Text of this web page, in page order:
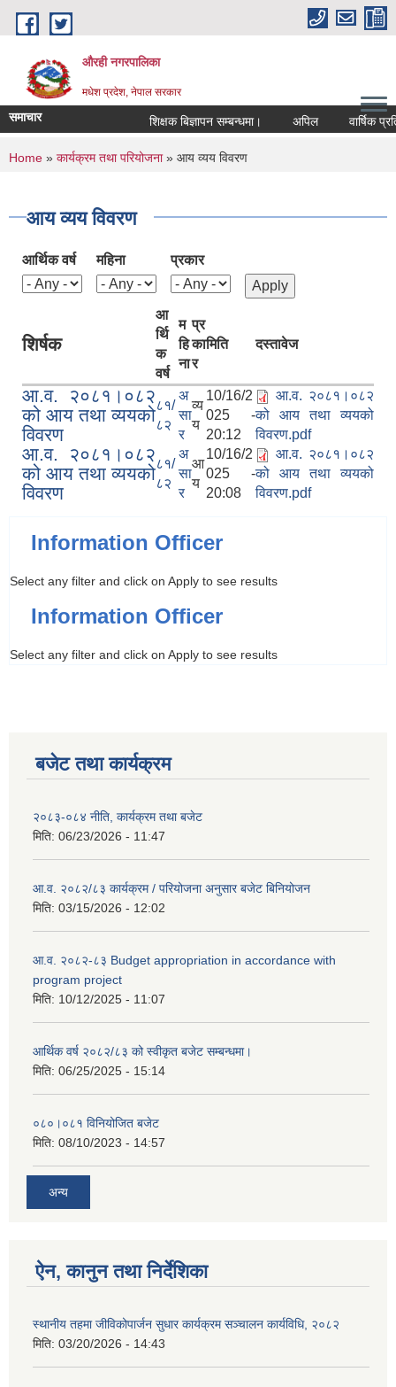
Skip to main content
औरही नगरपालिका
मधेश प्रदेश, नेपाल सरकार
समाचार शिक्षक बिज्ञापन सम्बन्धमा। अपिल वार्षिक
You are here
Home » कार्यक्रम तथा परियोजना» आय व्यय विवरण
आय व्यय विवरण
आर्थिक वर्ष महिना प्रकार
शिर्षक
आ
र्थि
क
वर्ष
म
हि
ना
प्र
का
र
मिति दस्तावेज
आ.व. २०८१।०८२
को आय तथा व्ययको
विवरण
८१/
८२
अ
सा
र
व्य
य
10/16/2
025 -
20:12
आ.व. २०८१।०८२
को आय तथा व्ययको
विवरण.pdf
आ.व. २०८१।०८२
को आय तथा व्ययको
विवरण
८१/
८२
अ
सा
र
आ
य
10/16/2
025 -
20:08
आ.व. २०८१।०८२
को आय तथा व्ययको
विवरण.pdf
Information Officer
Select any filter and click on Apply to see results
Information Officer
Select any filter and click on Apply to see results
बजेट तथा कार्यक्रम
२०८३-०८४ नीति, कार्यक्रम तथा बजेट
मिति: 06/23/2026 - 11:47
आ.व. २०८२/८३ कार्यक्रम / परियोजना अनुसार बजेट बिनियोजन
मिति: 03/15/2026 - 12:02
आ.व. २०८२-८३ Budget appropriation in accordance with
program project
मिति: 10/12/2025 - 11:07
आर्थिक वर्ष २०८२/८३ को स्वीकृत बजेट सम्बन्धमा।
मिति: 06/25/2025 - 15:14
०८०।०८१ विनियोजित बजेट
मिति: 08/10/2023 - 14:57
अन्य
ऐन, कानुन तथा निर्देशिका
स्थानीय तहमा जीविकोपार्जन सुधार कार्यक्रम सञ्चालन कार्यविधि, २०८२
मिति: 03/20/2026 - 14:43